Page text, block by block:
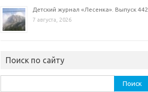
Детский журнал «Лесенка». Выпуск 442.
7 августа, 2026
Поиск по сайту